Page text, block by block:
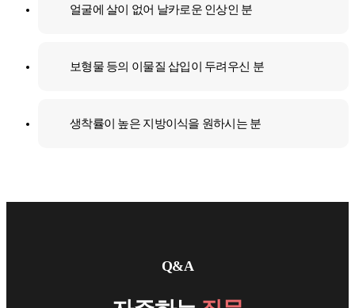
얼굴에 살이 없어 날카로운 인상인 분
보형물 등의 이물질 삽입이 두려우신 분
생착률이 높은 지방이식을 원하시는 분
Q&A